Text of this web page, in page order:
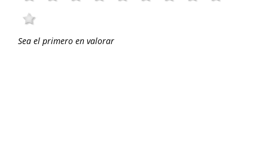
Sea el primero en valorar